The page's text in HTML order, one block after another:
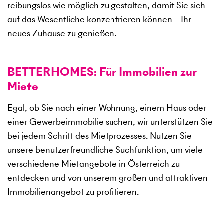
reibungslos wie möglich zu gestalten, damit Sie sich
auf das Wesentliche konzentrieren können – Ihr
neues Zuhause zu genießen.
BETTERHOMES: Für Immobilien zur
Miete
Egal, ob Sie nach einer Wohnung, einem Haus oder
einer Gewerbeimmobilie suchen, wir unterstützen Sie
bei jedem Schritt des Mietprozesses. Nutzen Sie
unsere benutzerfreundliche Suchfunktion, um viele
verschiedene Mietangebote in Österreich zu
entdecken und von unserem großen und attraktiven
Immobilienangebot zu profitieren.